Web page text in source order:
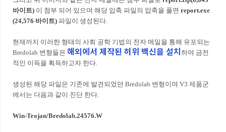
바이트) 이 첨부 되어 있으며 해당 압축 파일의 압축을 풀면 report.exe
(24,576 바이트) 파일이 생성된다.
현재까지 이러한 형태의 사회 공학 기법의 전자 메일을 통해 유포되는
Bredolab 변형들은 해외에서 제작된 허위 백신을 설치하여 금전
적인 이득을 획득하고자 한다.
생성된 해당 파일은 기존에 발견되었던 Bredolab 변형이며 V3 제품군
에서는 다음과 같이 진단 한다.
Win-Trojan/Bredolab.24576.W